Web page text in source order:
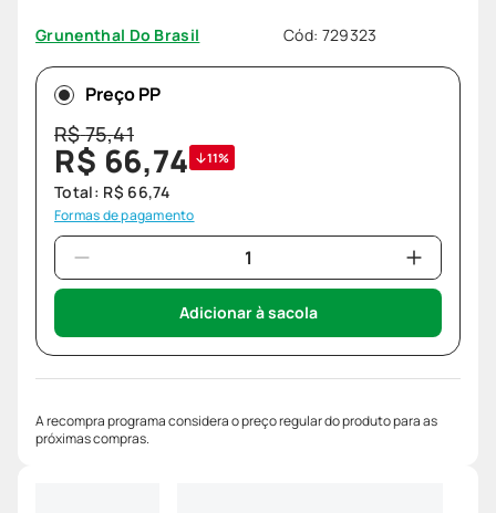
Grunenthal Do Brasil Cód: 729323
Preço PP
R$75,41
R$ 66,74 11%
Total: R$ 66,74
Formas de pagamento
Adicionar à sacola
A recompra programa considera o preço regular do produto para as
próximas compras.